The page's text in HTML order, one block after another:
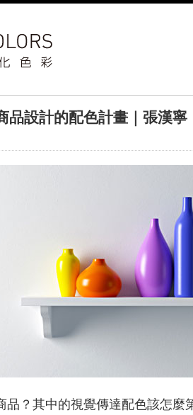
品設計的配色計畫｜張漢寧
品？其中的視覺傳達配色該怎麼